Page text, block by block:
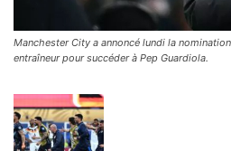
Manchester City a annoncé lundi la
entraîneur pour succéder à Pep Guardiola.